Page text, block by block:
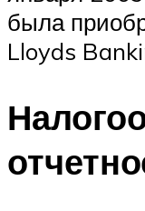
была
Lloyds